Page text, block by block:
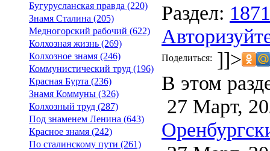
Бугурусланская правда (220)
Знамя Сталина (205)
Медногорский рабочий (622)
Колхозная жизнь (269)
Колхозное знамя (246)
Коммунистический труд (196)
Красная Бурта (236)
Знамя Коммуны (326)
Колхозный труд (287)
Под знаменем Ленина (643)
Красное знамя (242)
По сталинскому пути (261)
Раздел: 1871
Поделиться: ]]>
В этом
27 Март,